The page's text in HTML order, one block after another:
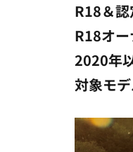
R18＆
R18オ
2020年
対象モ